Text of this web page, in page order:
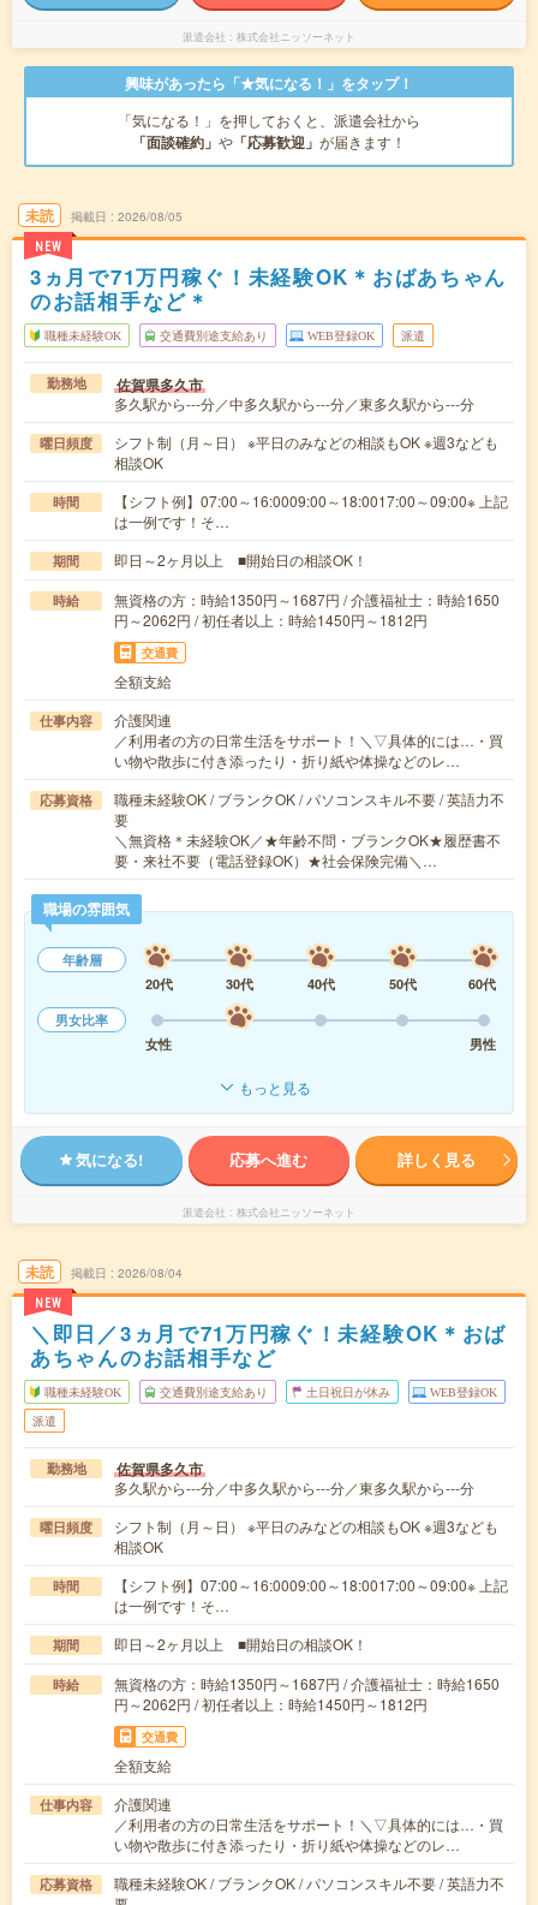
派遣会社 株式会社ニッソーネット
興味があったら「★気になる！」をタップ！
「気になる！」を押しておくと、派遣会社から
「面談確約」 や 「応募歓迎」 が届きます！
未読
NEW
掲載日 2026/08/05
3ヵ月で71万円稼ぐ！未経験OK＊おばあちゃん
のお話相手など＊
職種未経験OK 交通費別途支給あり WEB登録OK 派遣
勤務地 佐賀県多久市
多久駅から---分／中多久駅から---分／東多久駅から---分
曜日頻度
シフト制（月～日） ※平日のみなどの相談もOK ※週3なども
相談OK
時間
【シフト例】07:00～16:0009:00～18:0017:00～09:00※ 上記
は一例です！そ…
期間 即日～2ヶ月以上 ■開始日の相談OK！
時給
無資格の方：時給1350円～1687円 / 介護福祉士：時給1650
円～2062円 / 初任者以上：時給1450円～1812円
交通費
全額支給
仕事内容
介護関連
／利用者の方の日常生活をサポート！＼▽具体的には…・買
い物や散歩に付き添ったり・折り紙や体操などのレ…
応募資格
職種未経験OK / ブランクOK / パソコンスキル不要 / 英語力不
要
＼無資格＊未経験OK／★年齢不問・ブランクOK★履歴書不
要・来社不要（電話登録OK）★社会保険完備＼…
職場の雰囲気
年齢層
20代
30代 40代 50代
60代
男女比率
女性
男性
もっと見る
気になる! 応募へ進む 詳しく見る
派遣会社 株式会社ニッソーネット
未読
NEW
掲載日 2026/08/04
＼即日／3ヵ月で71万円稼ぐ！未経験OK＊おば
あちゃんのお話相手など
職種未経験OK 交通費別途支給あり 土日祝日が休み WEB登録OK
派遣
勤務地 佐賀県多久市
多久駅から---分／中多久駅から---分／東多久駅から---分
曜日頻度
シフト制（月～日） ※平日のみなどの相談もOK ※週3なども
相談OK
時間
【シフト例】07:00～16:0009:00～18:0017:00～09:00※ 上記
は一例です！そ…
期間 即日～2ヶ月以上 ■開始日の相談OK！
時給
無資格の方：時給1350円～1687円 / 介護福祉士：時給1650
円～2062円 / 初任者以上：時給1450円～1812円
交通費
全額支給
仕事内容
介護関連
／利用者の方の日常生活をサポート！＼▽具体的には…・買
い物や散歩に付き添ったり・折り紙や体操などのレ…
応募資格
職種未経験OK / ブランクOK / パソコンスキル不要 / 英語力不